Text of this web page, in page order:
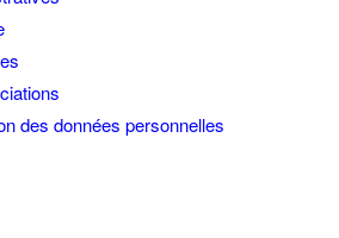
des données personnelles